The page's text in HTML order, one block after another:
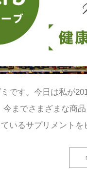
です。今日は私が
今までさまざまな商
いるサプリメント